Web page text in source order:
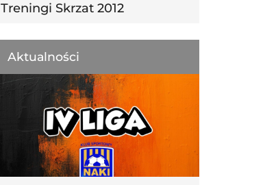
Treningi Skrzat 2012
Aktualności